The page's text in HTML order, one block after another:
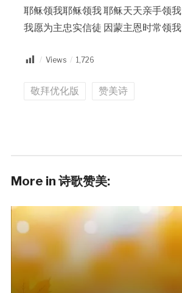
耶稣领我耶稣领我 耶稣天天亲手领我
我愿为主忠实信徒 因蒙主恩时常领我
Views 1,726
敬拜优化版 赞美诗
More in 诗歌赞美: